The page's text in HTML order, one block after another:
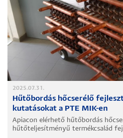
2025.07.31.
Hűtőbordás hőcserélő
kutatásokat a PTE MIK-en
Apiacon elérhető hűtőbordás
hűtőteljesítményű termékcsalád